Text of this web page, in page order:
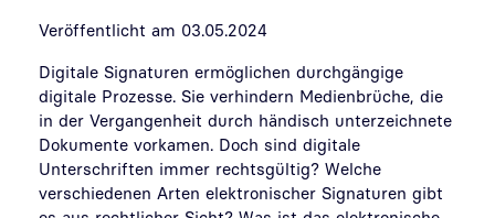
Veröffentlicht am 03.05.2024
Digitale Signaturen ermöglichen durchgängige
digitale Prozesse. Sie verhindern Medienbrüche, die
in der Vergangenheit durch händisch unterzeichnete
Dokumente vorkamen. Doch sind digitale
Unterschriften immer rechtsgültig? Welche
verschiedenen Arten elektronischer Signaturen gibt